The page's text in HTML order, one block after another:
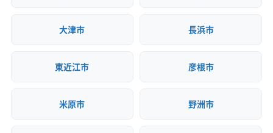
センター」は、市民の家庭ごみを処理する施設です。
やコンクリートがらなどの廃棄物は「産業廃棄物」
応・サー
無料見積もり
大津市 長浜市
東近江市 彦根市
米原市 野洲市